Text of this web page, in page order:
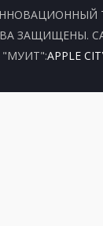
ЗАЩИЩЕНЫ.
APPLE